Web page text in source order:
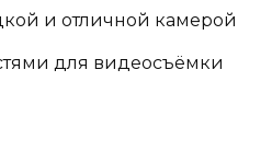
и отличной камерой
для видеосъёмки